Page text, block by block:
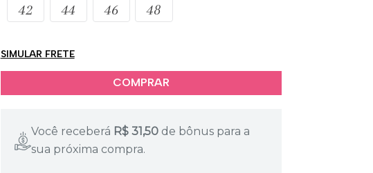
42 44 46 48
SIMULAR FRETE
Você receberá R$ 31,50 de bônus para a
sua próxima compra.